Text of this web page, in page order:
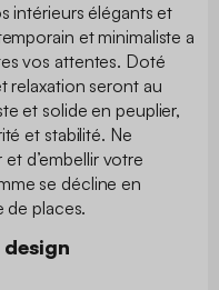
intérieurs élégants et
et minimaliste a
vos attentes. Doté
relaxation seront au
et solide en peuplier,
et stabilité. Ne
d’embellir votre
se décline en
de places.